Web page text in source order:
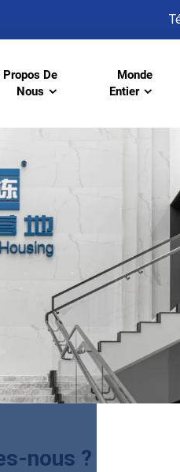
Propos De
Nous
Monde
Entier
nous ?